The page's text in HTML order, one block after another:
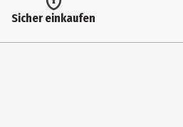
Lieferumfang
Sicher einkaufen